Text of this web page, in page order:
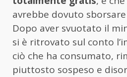
avrebbe dovuto
Dopo aver svuotato il
si è ritrovato sul conto
ciò che ha consumato,
piuttosto sospeso e